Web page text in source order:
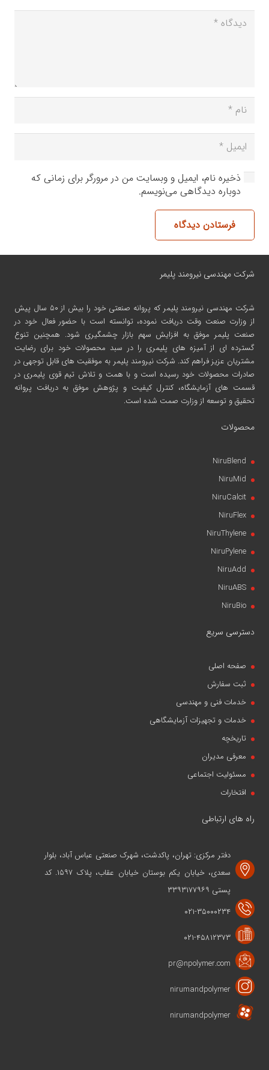
ذخیره نام، ایمیل و وبسایت من در مرورگر برای زمانی که
دوباره دیدگاهی می‌نویسم.
فرستادن دیدگاه
شرکت مهندسی نیرومند پلیمر
شرکت مهندسی نیرومند پلیمر
که پروانه صنعتی خود را بیش از ۵۰ سال پیش
از وزارت صنعت وقت دریافت نموده، توانسته است با حضور فعال خود در
صنعت پلیمر موفق به افزایش سهم بازار چشمگیری شود. همچنین تنوع
گسترده ای از آمیزه های پلیمری را در سبد محصولات خود برای رضایت
مشتریان عزیز فراهم کند. شرکت نیرومند پلیمر به موفقیت های قابل توجهی در
صادرات محصولات خود رسیده است و با همت و تلاش تیم قوی پلیمری در
قسمت های آزمایشگاه، کنترل کیفیت و پژوهش موفق به دریافت پروانه
تحقیق و توسعه از وزارت صمت شده است.
محصولات
NiruBlend
NiruMid
NiruCalcit
NiruFlex
NiruThylene
NiruPylene
NiruAdd
NiruABS
NiruBio
دسترسی سریع
صفحه اصلی
ثبت سفارش
خدمات فنی و مهندسی
خدمات و تجهیزات آزمایشگاهی
تاریخچه
معرفی مدیران
مسئولیت اجتماعی
افتخارات
راه های ارتباطی
دفتر مرکزی: تهران، پاکدشت، شهرک صنعتی عباس آباد، بلوار
سعدی، خیابان یکم بوستان خیابان عقاب، پلاک ۱۵۹۷. کد
پستی ۳۳۹۳۱۷۷۹۶۹
۰۲۱-۳۵۰۰۰۲۳۴
۰۲۱-۴۵۸۱۲۳۷۳
pr@npolymer.com
nirumandpolymer
nirumandpolymer